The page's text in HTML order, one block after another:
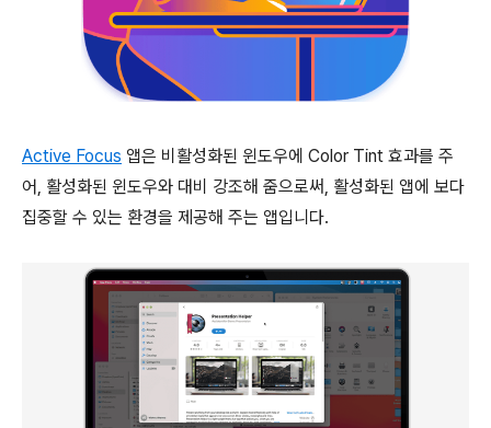
Active Focus 앱은 비활성화된 윈도우에 Color Tint 효과를 주
어, 활성화된 윈도우와 대비 강조해 줌으로써, 활성화된 앱에 보다
집중할 수 있는 환경을 제공해 주는 앱입니다.